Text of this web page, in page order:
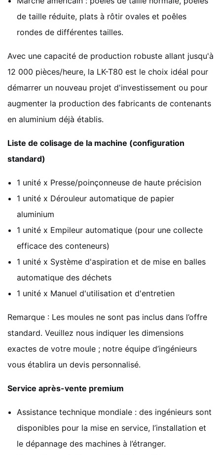
de taille réduite, plats à rôtir ovales et poêles
rondes de différentes tailles.
Avec une capacité de production robuste allant jusqu'à
12 000 pièces/heure, la LK-T80 est le choix idéal pour
démarrer un nouveau projet d'investissement ou pour
augmenter la production des fabricants de contenants
en aluminium déjà établis.
Liste de colisage de la machine (configuration
standard)
1 unité x Presse/poinçonneuse de haute précision
1 unité x Dérouleur automatique de papier
aluminium
1 unité x Empileur automatique (pour une collecte
efficace des conteneurs)
1 unité x Système d'aspiration et de mise en balles
automatique des déchets
1 unité x Manuel d'utilisation et d'entretien
Remarque : Les moules ne sont pas inclus dans l’offre
standard. Veuillez nous indiquer les dimensions
exactes de votre moule ; notre équipe d’ingénieurs
vous établira un devis personnalisé.
Service après-vente premium
Assistance technique mondiale : des ingénieurs sont
disponibles pour la mise en service, l’installation et
le dépannage des machines à l’étranger.